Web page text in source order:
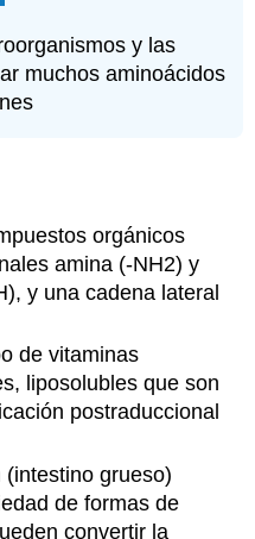
y las
muchos aminoácidos
orgánicos
amina (-NH2) y
y una cadena lateral
de vitaminas
liposolubles que son
postraduccional
grueso)
de formas de
convertir la